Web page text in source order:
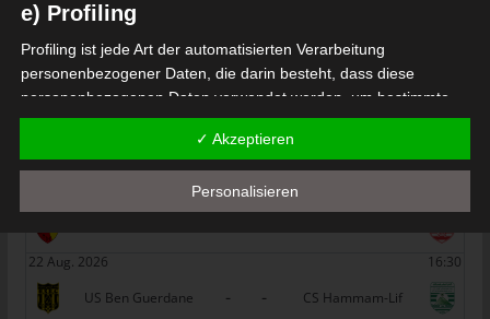
Stade Tunisien
22 Aug. 2026
ES Hammam Sousse
- -
US Monastir
22 Aug. 2026
16:30
ES Tunis
- -
ESS Sousse
22 Aug. 2026
16:30
US Ben Guerdane
- -
CS Hammam-Lif
e) Profiling
Profiling ist jede Art der automatisierten Verarbeitung
personenbezogener Daten, die darin besteht, dass diese
personenbezogenen Daten verwendet werden, um bestimmte
persönliche Aspekte, die sich auf eine natürliche Person
beziehen, zu bewerten, insbesondere, um Aspekte bezüglich
Arbeitsleistung, wirtschaftlicher Lage, Gesundheit, persönlicher
Vorlieben, Interessen, Zuverlässigkeit, Verhalten, Aufenthaltsort
oder Ortswechsel dieser natürlichen Person zu analysieren oder
vorherzusagen.
f) Pseudonymisierung
Pseudonymisierung ist die Verarbeitung personenbezogener
✓ Akzeptieren
Personalisieren